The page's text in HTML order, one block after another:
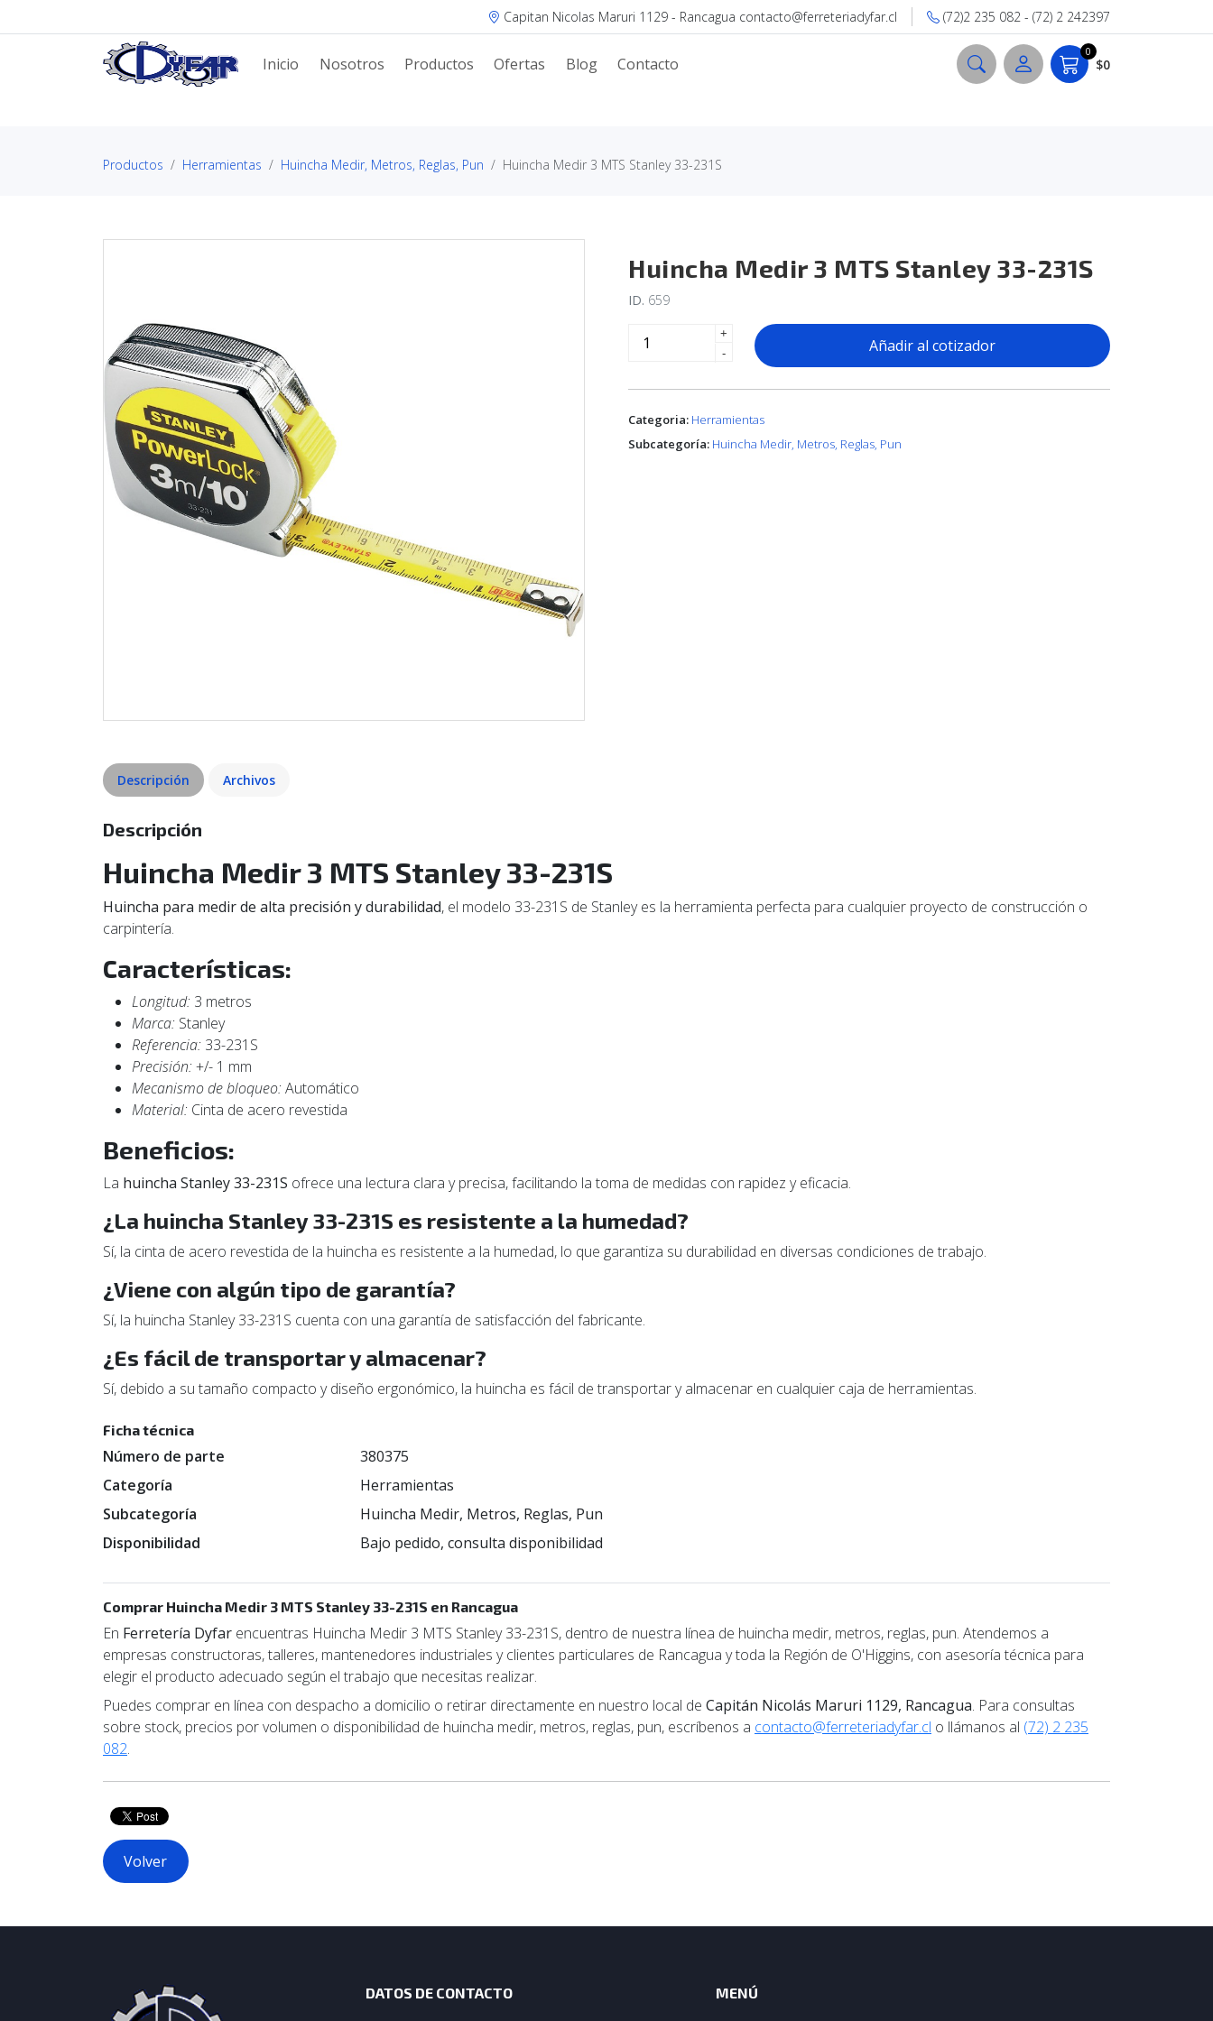
Capitan Nicolas Maruri 1129 - Rancagua contacto@ferreteriadyfar.cl (72)2 235 082 - (72) 2 242397
Inicio Nosotros Productos Ofertas Blog Contacto
0
$0
Productos Herramientas Huincha Medir, Metros, Reglas, Pun Huincha Medir 3 MTS Stanley 33-231S
Huincha Medir 3 MTS Stanley 33-231S
ID. 659
+
-
Añadir al cotizador
Categoria: Herramientas
Subcategoría: Huincha Medir, Metros, Reglas, Pun
Descripción Archivos
Descripción
Huincha Medir 3 MTS Stanley 33-231S
Huincha para medir de alta precisión y durabilidad, el modelo 33-231S de Stanley es la herramienta perfecta para cualquier proyecto de construcción o
carpintería.
Características:
Longitud: 3 metros
Marca: Stanley
Referencia: 33-231S
Precisión:+/- 1 mm
Mecanismo de bloqueo:Automático
Material: Cinta de acero revestida
Beneficios:
La huincha Stanley 33-231S ofrece una lectura clara y precisa, facilitando la toma de medidas con rapidez y eficacia.
¿La huincha Stanley 33-231S es resistente a la humedad?
Sí, la cinta de acero revestida de la huincha es resistente a la humedad, lo que garantiza su durabilidad en diversas condiciones de trabajo.
¿Viene con algún tipo de garantía?
Sí, la huincha Stanley 33-231S cuenta con una garantía de satisfacción del fabricante.
¿Es fácil de transportar y almacenar?
Sí, debido a su tamaño compacto y diseño ergonómico, la huincha es fácil de transportar y almacenar en cualquier caja de herramientas.
Ficha técnica
Número de parte
380375
Categoría
Herramientas
Subcategoría
Huincha Medir, Metros, Reglas, Pun
Disponibilidad
Bajo pedido, consulta disponibilidad
Comprar Huincha Medir 3 MTS Stanley 33-231S en Rancagua
En Ferretería Dyfar encuentras Huincha Medir 3 MTS Stanley 33-231S, dentro de nuestra línea de huincha medir, metros, reglas, pun. Atendemos a
empresas constructoras, talleres, mantenedores industriales y clientes particulares de Rancagua y toda la Región de O'Higgins, con asesoría técnica para
elegir el producto adecuado según el trabajo que necesitas realizar.
Puedes comprar en línea con despacho a domicilio o retirar directamente en nuestro local de Capitán Nicolás Maruri 1129, Rancagua. Para consultas
sobre stock, precios por volumen o disponibilidad de huincha medir, metros, reglas, pun, escríbenos a contacto@ferreteriadyfar.cl o llámanos al (72) 2 235
082.
Volver
DATOS DE CONTACTO MENÚ